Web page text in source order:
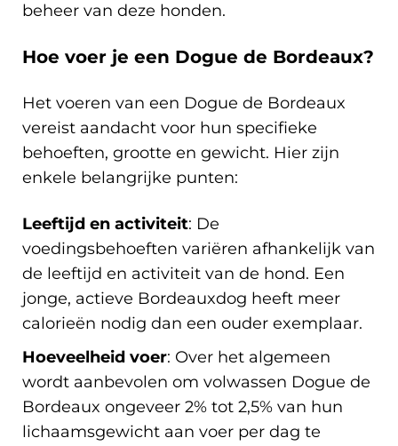
beheer van deze honden.
Hoe voer je een Dogue de Bordeaux?
Het voeren van een Dogue de Bordeaux
vereist aandacht voor hun specifieke
behoeften, grootte en gewicht. Hier zijn
enkele belangrijke punten:
Leeftijd en activiteit: De
voedingsbehoeften variëren afhankelijk van
de leeftijd en activiteit van de hond. Een
jonge, actieve Bordeauxdog heeft meer
calorieën nodig dan een ouder exemplaar.
Hoeveelheid voer: Over het algemeen
wordt aanbevolen om volwassen Dogue de
Bordeaux ongeveer 2% tot 2,5% van hun
lichaamsgewicht aan voer per dag te